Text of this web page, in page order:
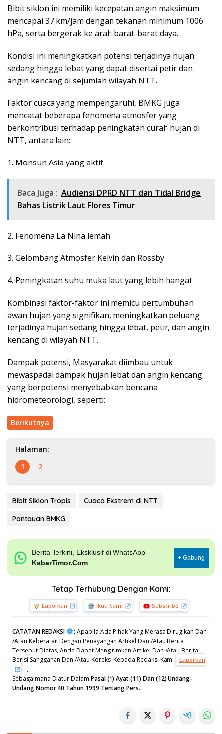
Bibit siklon ini memiliki kecepatan angin maksimum
mencapai 37 km/jam dengan tekanan minimum 1006
hPa, serta bergerak ke arah barat-barat daya.
Kondisi ini meningkatkan potensi terjadinya hujan
sedang hingga lebat yang dapat disertai petir dan
angin kencang di sejumlah wilayah NTT.
Faktor cuaca yang mempengaruhi, BMKG juga
mencatat beberapa fenomena atmosfer yang
berkontribusi terhadap peningkatan curah hujan di
NTT, antara lain:
1. Monsun Asia yang aktif
Baca Juga : Audiensi DPRD NTT dan Tidal Bridge
Bahas Listrik Laut Flores Timur
2. Fenomena La Nina lemah
3. Gelombang Atmosfer Kelvin dan Rossby
4. Peningkatan suhu muka laut yang lebih hangat
Kombinasi faktor-faktor ini memicu pertumbuhan
awan hujan yang signifikan, meningkatkan peluang
terjadinya hujan sedang hingga lebat, petir, dan angin
kencang di wilayah NTT.
Dampak potensi, Masyarakat diimbau untuk
mewaspadai dampak hujan lebat dan angin kencang
yang berpotensi menyebabkan bencana
hidrometeorologi, seperti:
Berikutnya
Halaman:
1
2
Bibit Siklon Tropis
Cuaca Ekstrem di NTT
Pantauan BMKG
Berita Terkini, Eksklusif di WhatsApp
KabarTimor.Com
+ Gabung
Tetap Terhubung Dengan Kami:
Laporkan Ikuti Kami Subscribe
CATATAN REDAKSI : Apabila Ada Pihak Yang Merasa Dirugikan Dan
/Atau Keberatan Dengan Penayangan Artikel Dan /Atau Berita
Tersebut Diatas, Anda Dapat Mengirimkan Artikel Dan /Atau Berita
Berisi Sanggahan Dan /Atau Koreksi Kepada Redaksi Kami
Laporkan
,
Sebagaimana Diatur Dalam Pasal (1) Ayat (11) Dan (12) Undang-
Undang Nomor 40 Tahun 1999 Tentang Pers.